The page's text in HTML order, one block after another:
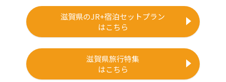
滋賀県のJR+宿泊セットプラン
はこちら
滋賀県旅行特集
はこちら